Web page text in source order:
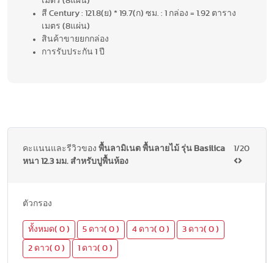
สี Century : 121.8(ย) * 19.7(ก) ซม. : 1 กล่อง = 1.92 ตาราง
เมตร (8แผ่น)
สินค้าขายยกกล่อง
การรับประกัน 1 ปี
คะแนนและรีวิวของ พื้นลามิเนต พื้นลายไม้ รุ่น Basilica
หนา 12.3 มม. สำหรับปูพื้นห้อง
1/20
ตัวกรอง
ทั้งหมด( 0 ) 5 ดาว( 0 ) 4 ดาว( 0 ) 3 ดาว( 0 )
2 ดาว( 0 ) 1 ดาว( 0 )